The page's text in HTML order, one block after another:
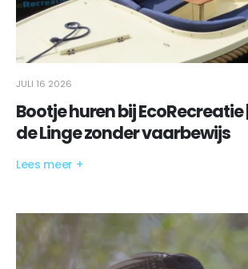
JULI 16 2026
Bootje huren bij EcoRecreatie
de Linge zonder vaarbewijs
Lees meer +